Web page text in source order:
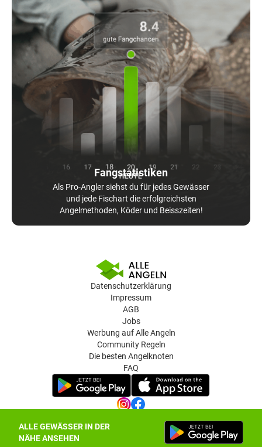
ALLE GEWÄSSER IN DER
NÄHE ANSEHEN
Fangstatistiken
Als Pro-Angler siehst du für jedes Gewässer
und jede Fischart die erfolgreichsten
Angelmethoden, Köder und Beisszeiten!
Datenschutzerklärung
Impressum
AGB
Jobs
Werbung auf Alle Angeln
Community Regeln
Die besten Angelknoten
FAQ
Datenschutz-Einstellungen